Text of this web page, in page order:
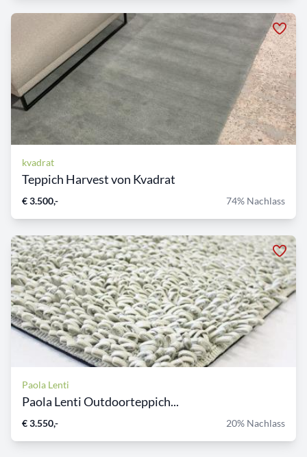
kvadrat
Teppich Harvest von Kvadrat
€ 3.500,- 74% Nachlass
Paola Lenti
Paola Lenti Outdoorteppich...
€ 3.550,- 20% Nachlass